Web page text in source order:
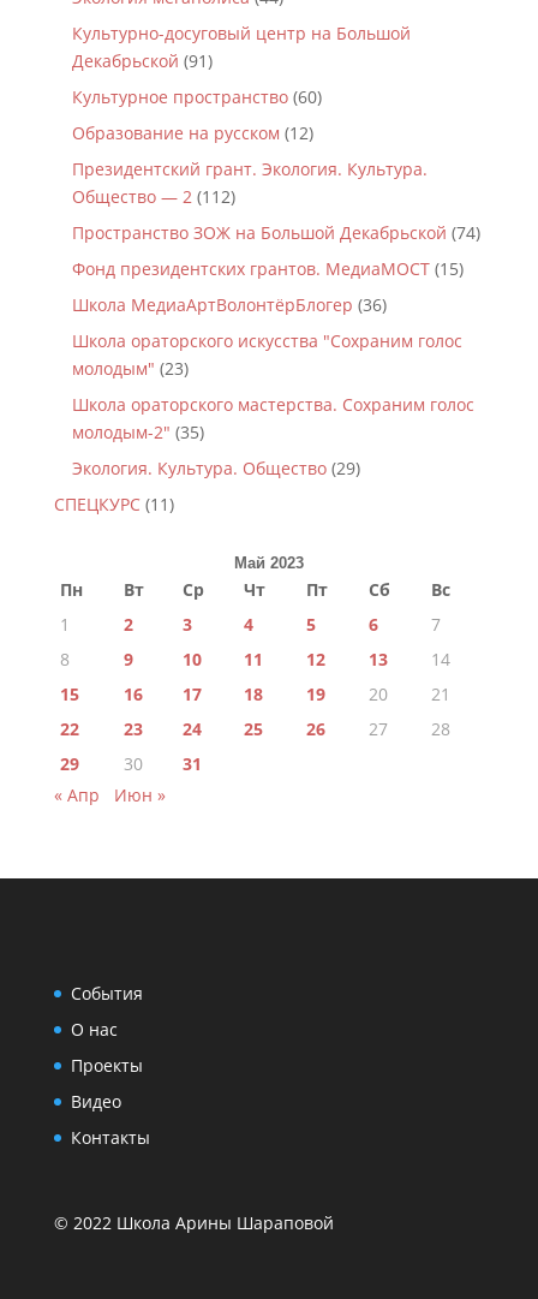
Культурно-досуговый центр на Большой
Декабрьской (91)
Культурное пространство(60)
Образование на русском (12)
Президентский грант. Экология. Культура.
Общество — 2(112)
Пространство ЗОЖ на Большой Декабрьской (74)
Фонд президентских грантов. МедиаМОСТ(15)
Школа МедиаАртВолонтёрБлогер (36)
Школа ораторского искусства "Сохраним голос
молодым" (23)
Школа ораторского мастерства. Сохраним голос
молодым-2" (35)
Экология. Культура. Общество(29)
СПЕЦКУРС(11)
Май 2023
Пн Вт Ср Чт Пт Сб
Вс
1
2 3 4 5 6
7
8
9 10 11 12 13
14
15
16 17 18 19 20
21
22
23 24 25 26 27
28
29
30
31
« Апр
Июн »
События
О нас
Проекты
Видео
Контакты
© 2022 Школа Арины Шараповой